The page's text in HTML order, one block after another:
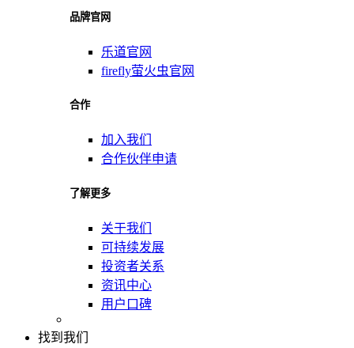
品牌官网
乐道官网
firefly萤火虫官网
合作
加入我们
合作伙伴申请
了解更多
关于我们
可持续发展
投资者关系
资讯中心
用户口碑
找到我们